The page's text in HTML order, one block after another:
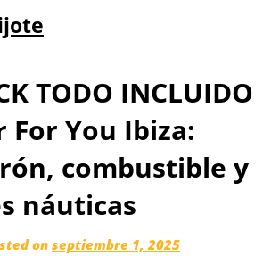
TODO INCLUIDO
For You Ibiza:
combustible y
náuticas
onseptiembre 1, 2025